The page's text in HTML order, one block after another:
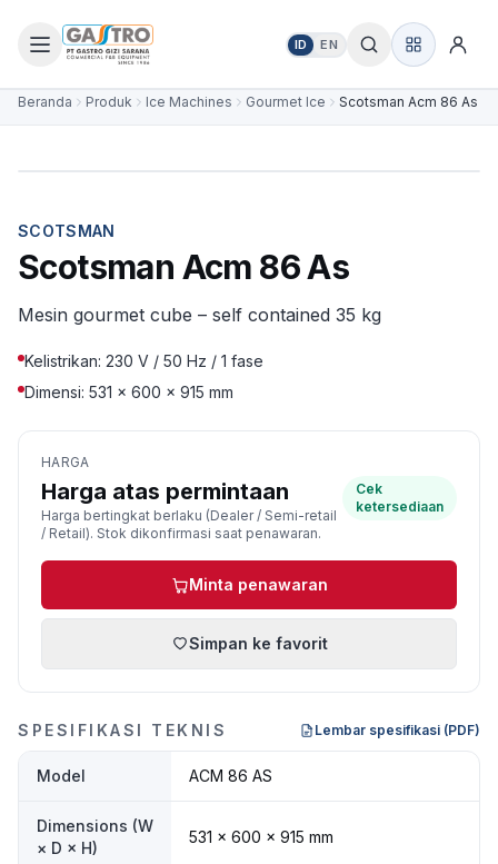
ID EN
Beranda Produk Ice Machines Gourmet Ice Scotsman Acm 86 As
SCOTSMAN
Scotsman Acm 86 As
Mesin gourmet cube – self contained 35 kg
Kelistrikan: 230 V / 50 Hz / 1 fase
Dimensi: 531 × 600 × 915 mm
HARGA
Harga atas permintaan
Harga bertingkat berlaku (Dealer / Semi-retail
/ Retail). Stok dikonfirmasi saat penawaran.
Cek
ketersediaan
Minta penawaran
Simpan ke favorit
SPESIFIKASI TEKNIS Lembar spesifikasi (PDF)
Model ACM 86 AS
Dimensions (W
× D × H)
531 × 600 × 915 mm